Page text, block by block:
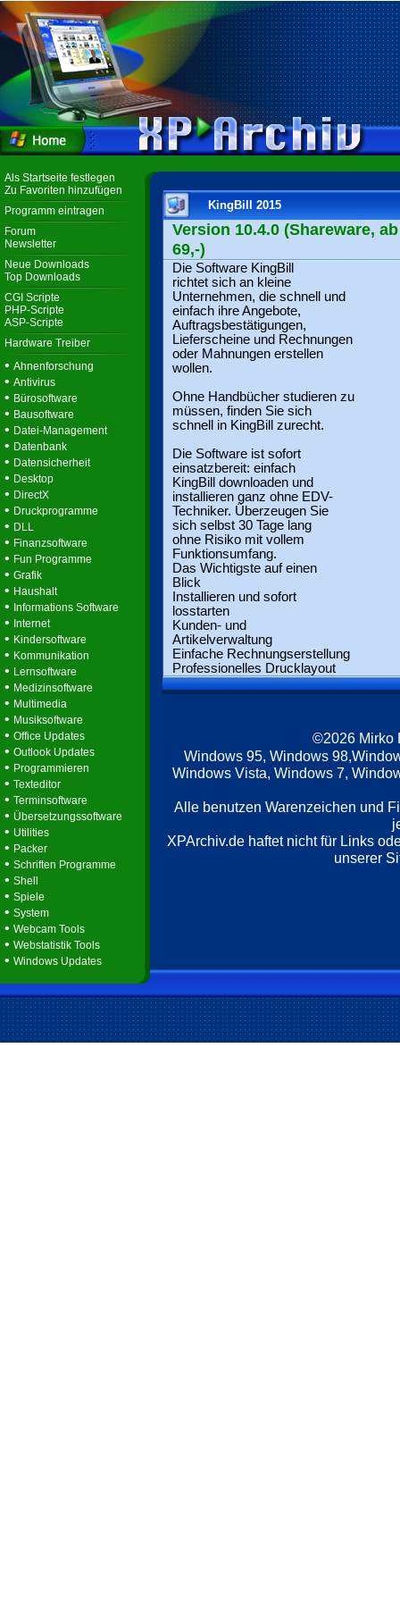
Als Startseite festlegen
Zu Favoriten hinzufügen
Programm eintragen
Forum
Newsletter
Neue Downloads
Top Downloads
CGI Scripte
PHP-Scripte
ASP-Scripte
Hardware Treiber
• Ahnenforschung
• Antivirus
• Bürosoftware
• Bausoftware
• Datei-Management
• Datenbank
• Datensicherheit
• Desktop
• DirectX
• Druckprogramme
• DLL
• Finanzsoftware
• Fun Programme
• Grafik
• Haushalt
• Informations Software
• Internet
• Kindersoftware
• Kommunikation
• Lernsoftware
• Medizinsoftware
• Multimedia
• Musiksoftware
• Office Updates
• Outlook Updates
• Programmieren
• Texteditor
• Terminsoftware
• Übersetzungssoftware
• Utilities
• Packer
• Schriften Programme
• Shell
• Spiele
• System
• Webcam Tools
• Webstatistik Tools
• Windows Updates
KingBill 2015
Version 10.4.0 (Shareware,
69,-)
Die Software KingBill
richtet sich an kleine
Unternehmen, die schnell und
einfach ihre Angebote,
Auftragsbestätigungen,
Lieferscheine und Rechnungen
oder Mahnungen erstellen
wollen.
Ohne Handbücher studieren zu
müssen, finden Sie sich
schnell in KingBill zurecht.
Die Software ist sofort
einsatzbereit: einfach
KingBill downloaden und
installieren ganz ohne EDV-
Techniker. Überzeugen Sie
sich selbst 30 Tage lang
ohne Risiko mit vollem
Funktionsumfang.
Das Wichtigste auf einen
Blick
Installieren und sofort
losstarten
Kunden- und
Artikelverwaltung
Einfache Rechnungserstellung
Professionelles Drucklayout
©2026 Mirko
Windows 95, Windows
Windows Vista, Windows 7,
Alle benutzen Warenzeichen und
XPArchiv.de haftet nicht für Links
unserer